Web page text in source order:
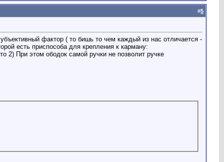
#5
фактор ( то бишь то чем каждый из нас отличается -
есть приспособа для крепления к карману:
2) При этом ободок самой ручки не позволит ручке